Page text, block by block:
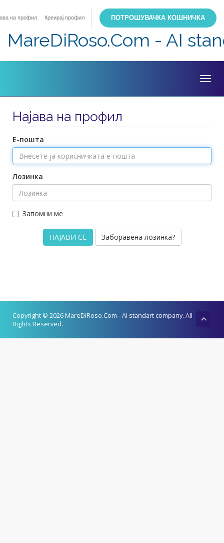
на профил Креирај профил ПОТРОШУВАЧКА КОШНИЧКА
MareDiRoso.Com - AI
Најава на профил
Е-пошта
Лозинка
Запомни ме
Заборавена лозинка?
Copyright © 2026 MareDiRoso.Com - AI standart company. All
Rights Reserved.